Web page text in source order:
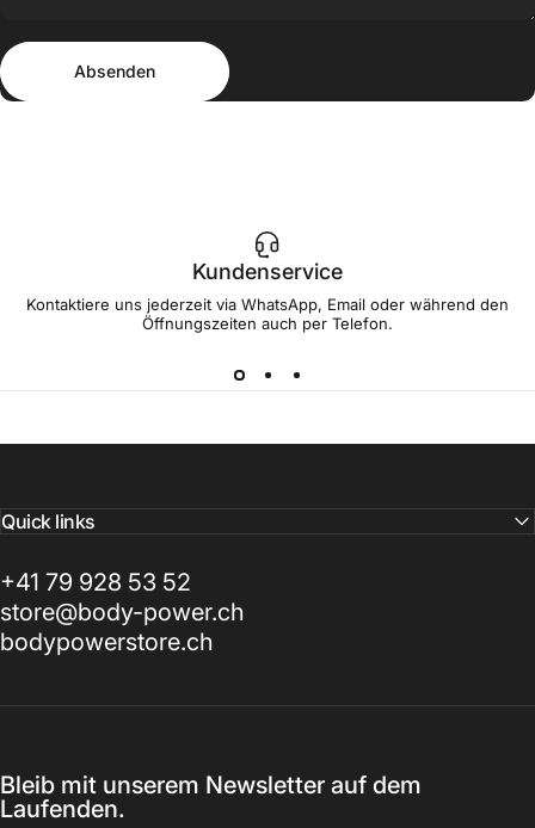
Absenden
Absenden
Kundenservice
Kontaktiere uns jederzeit via WhatsApp, Email oder während den
Öffnungszeiten auch per Telefon.
Quick links
+41 79 928 53 52
store@body-power.ch
bodypowerstore.ch
Bleib mit unserem Newsletter auf dem
Laufenden.